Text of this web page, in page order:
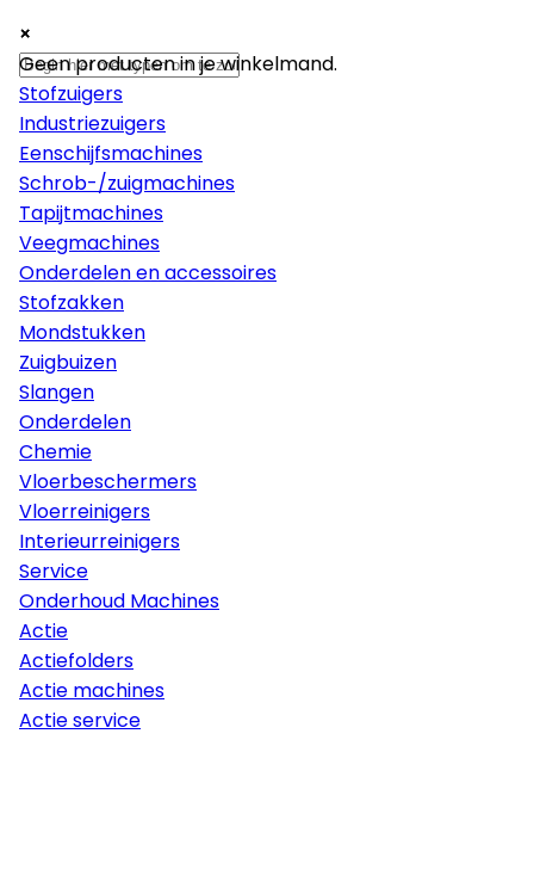
×
Machines
Stofzuigers
Industriezuigers
Eenschijfsmachines
Schrob-/zuigmachines
Tapijtmachines
Veegmachines
Onderdelen en accessoires
Stofzakken
Mondstukken
Zuigbuizen
Slangen
Onderdelen
Chemie
Vloerbeschermers
Vloerreinigers
Interieurreinigers
Service
Onderhoud Machines
Actie
Actiefolders
Actie machines
Actie service
×
×
Geen producten in je winkelmand.